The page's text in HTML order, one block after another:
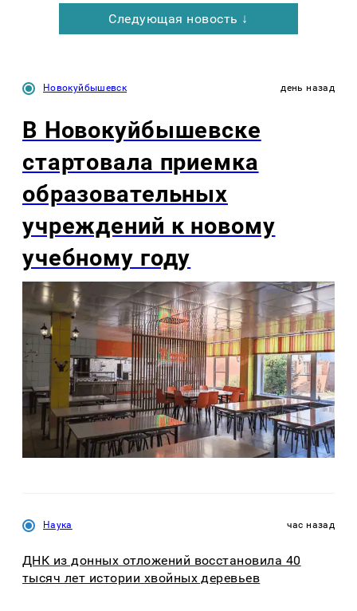
Следующая новость ↓
Новокуйбышевск день назад
В Новокуйбышевске
стартовала приемка
образовательных
учреждений к новому
учебному году
Наука час назад
ДНК из донных отложений восстановила 40
тысяч лет истории хвойных деревьев